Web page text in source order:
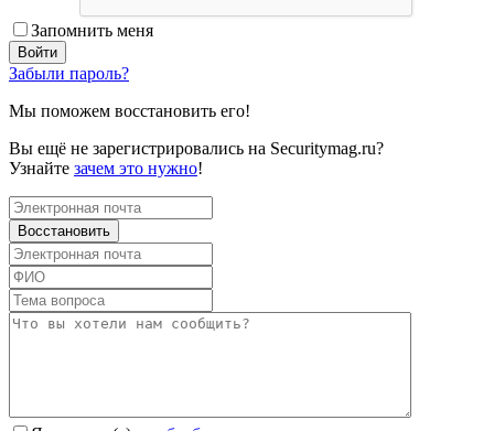
Запомнить меня
Забыли пароль?
Мы поможем восстановить его!
Вы ещё не зарегистрировались на Securitymag.ru?
Узнайте зачем это нужно!